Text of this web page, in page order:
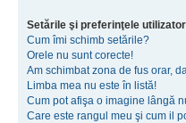
Setările şi preferinţele
Cum îmi schimb setările?
Orele nu sunt corecte!
Am schimbat zona de fus orar,
Limba mea nu este în listă!
Cum pot afişa o imagine lângă
Care este rangul meu şi cum il